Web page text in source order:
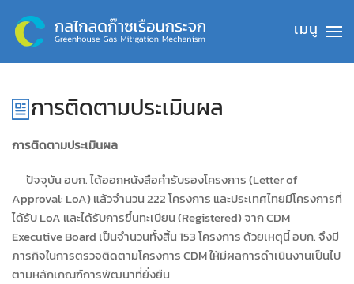
Skip to main content
การติดตามประเมินผล
การติดตามประเมินผล
ปัจจุบัน อบก. ได้ออกหนังสือคำรับรองโครงการ (Letter of
Approval: LoA) แล้วจำนวน 222 โครงการ และประเทศไทยมีโครงการที่
ได้รับ LoA และได้รับการขึ้นทะเบียน (Registered) จาก CDM
Executive Board เป็นจำนวนทั้งสิ้น 153 โครงการ ด้วยเหตุนี้ อบก. จึงมี
ภารกิจในการตรวจติดตามโครงการ CDM ให้มีผลการดำเนินงานเป็นไป
ตามหลักเกณฑ์การพัฒนาที่ยั่งยืน